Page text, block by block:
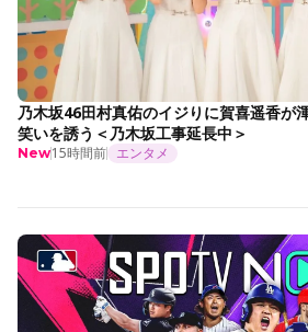
乃木坂46田村真佑のイジりに賀喜遥香が
笑いを誘う＜乃木坂工事延長中＞
New15時間前 エンタメ